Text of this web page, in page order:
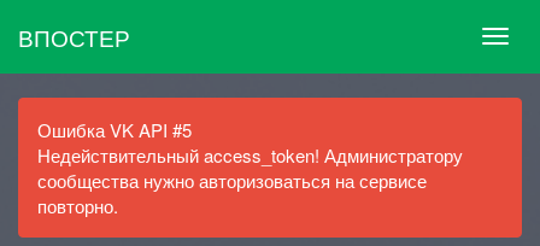
ВПОСТЕР
Ошибка VK API #5
Недействительный access_token! Администратору
сообщества нужно авторизоваться на сервисе
повторно.